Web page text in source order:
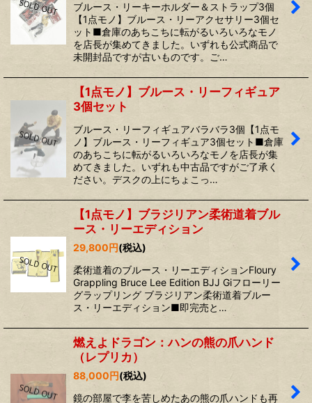
ブルース・リーキーホルダー＆ストラップ3個
【1点モノ】ブルース・リーアクセサリー3個セ
ット■倉庫のあちこちに転がるいろいろなモノ
を店長が集めてきました。いずれも公式商品で
未開封品ですが古いものです。ご…
【1点モノ】ブルース・リーフィギュア
3個セット
ブルース・リーフィギュアバラバラ3個【1点モ
ノ】ブルース・リーフィギュア3個セット■倉庫
のあちこちに転がるいろいろなモノを店長が集
めてきました。いずれも中古品ですがご了承く
ださい。デスクの上にちょこっ…
【1点モノ】ブラジリアン柔術道着ブル
ース・リーエディション
29,800円(税込)
柔術道着のブルース・リーエディションFloury
Grappling Bruce Lee Edition BJJ Giフローリー
グラップリング ブラジリアン柔術道着ブルー
ス・リーエディション■即完売と…
燃えよドラゴン：ハンの熊の爪ハンド
（レプリカ）
88,000円(税込)
鏡の部屋で李を苦しめたあの熊の爪ハンドも再